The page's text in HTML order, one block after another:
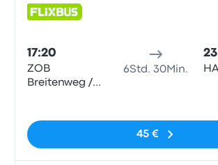
17:20
ZOB
Breitenweg /
6Std. 30Min.
45 €